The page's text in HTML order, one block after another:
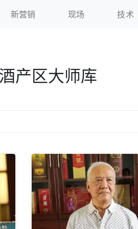
新营销 现场 技术
产区大师库